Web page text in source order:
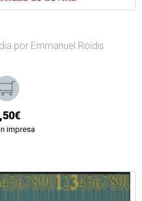
por Emmanuel Roídis
impresa